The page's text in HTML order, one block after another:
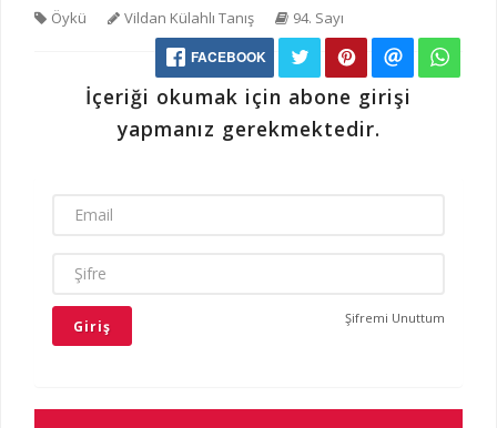
İLETIŞIM
Öykü Vildan Külahlı Tanış
94. Sayı
FACEBOOK
İçeriği okumak için abone girişi
yapmanız gerekmektedir.
EMAIL
ŞIFRE
Şifremi Unuttum